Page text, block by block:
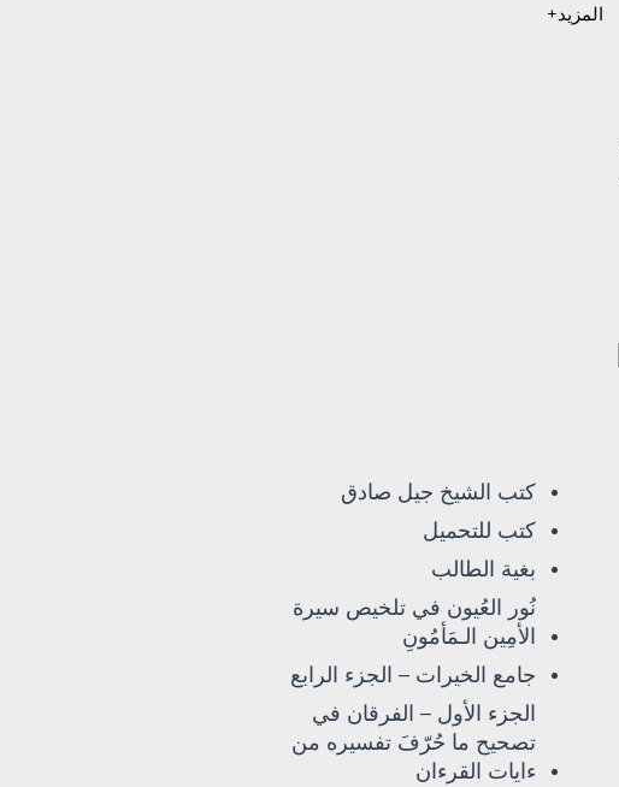
المزيد+
كتب الشيخ جيل صادق
كتب للتحميل
بغية الطالب
نُور العُيون في تلخيص سيرة
الأمِين الـمَأمُونِ
جامع الخيرات – الجزء الرابع
الجزء الأول – الفرقان في
تصحيح ما حُرّفَ تفسيره من
ءايات القرءان